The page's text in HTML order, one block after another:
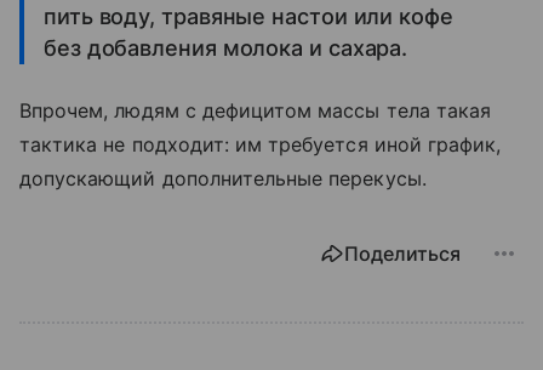
пить воду, травяные настои или кофе
без добавления молока и сахара.
Впрочем, людям с дефицитом массы тела такая
тактика не подходит: им требуется иной график,
допускающий дополнительные перекусы.
Поделиться